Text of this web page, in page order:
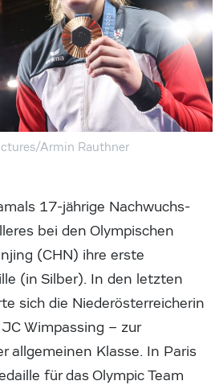
Armin Rauthner
17-jährige Nachwuchs-
bei den Olympischen
(CHN) ihre erste
(in Silber). In den letzten
sich die Niederösterreicherin
Wimpassing – zur
allgemeinen Klasse. In Paris
für das Olympic Team